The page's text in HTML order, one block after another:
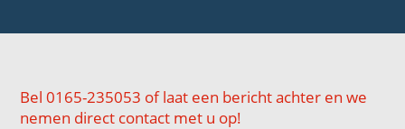
Bel 0165-235053 of laat een bericht achter en we
nemen direct contact met u op!